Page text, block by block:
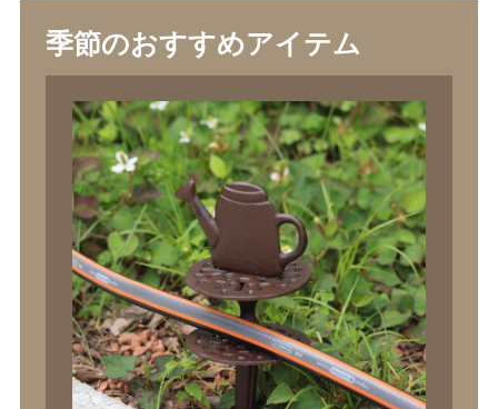
季節のおすすめアイテム